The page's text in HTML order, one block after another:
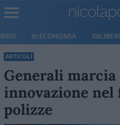
ECONOMIA LIBERILIBRI
ARTICOLI
Generali marcia
innovazione
polizze